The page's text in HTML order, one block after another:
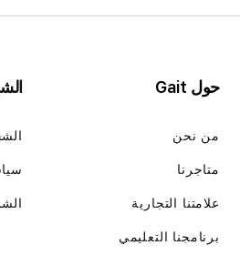
حول Gait
من نحن
متاجرنا
علامتنا التجارية
برنامجنا التعليمي